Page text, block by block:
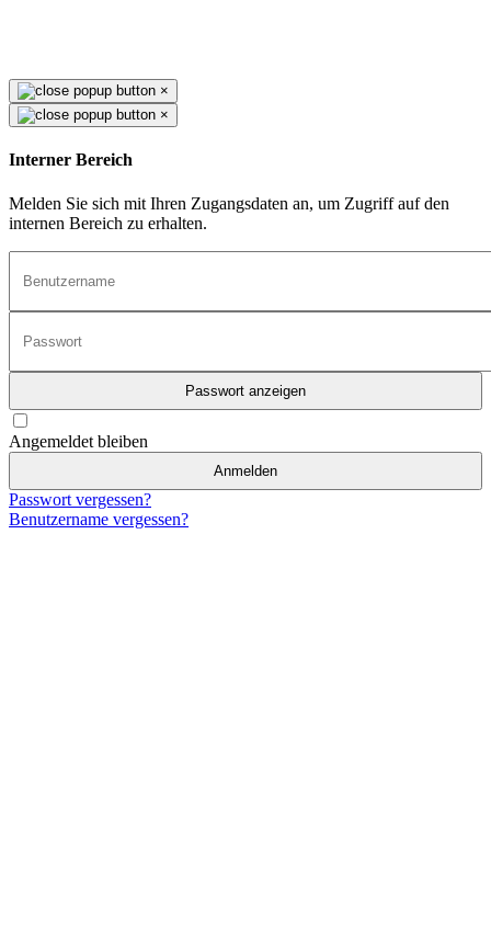
×
×
Interner Bereich
Melden Sie sich mit Ihren Zugangsdaten an, um Zugriff auf den
internen Bereich zu erhalten.
Passwort anzeigen
Angemeldet bleiben
Anmelden
Passwort vergessen?
Benutzername vergessen?